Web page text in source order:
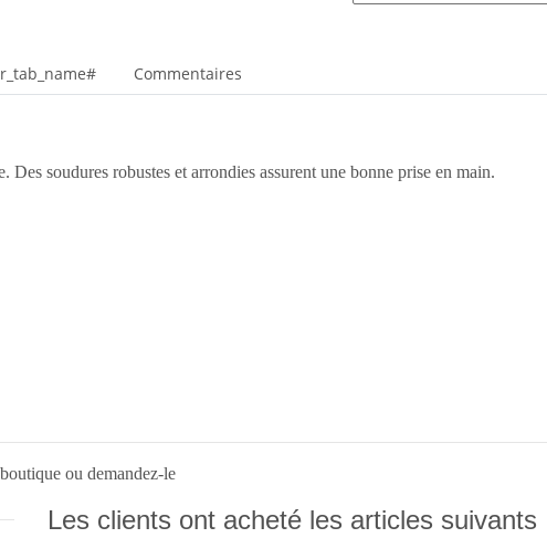
Commentaires
soudures robustes et arrondies assurent une bonne prise en main.
ou demandez-le
Les clients ont acheté les articles suivants